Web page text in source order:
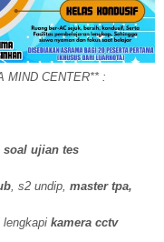
MIND CENTER** :
soal ujian tes
, s2 undip, master tpa,
lengkapi kamera cctv